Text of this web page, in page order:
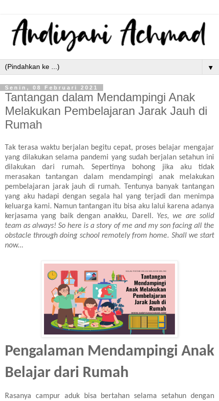
▼
Senin, 08 Februari 2021
Tantangan dalam Mendampingi Anak
Melakukan Pembelajaran Jarak Jauh di
Rumah
Tak terasa waktu berjalan begitu cepat, proses belajar mengajar
yang dilakukan selama pandemi yang sudah berjalan setahun ini
dilakukan dari rumah. Sepertinya bohong jika aku tidak
merasakan tantangan dalam mendampingi anak melakukan
pembelajaran jarak jauh di rumah. Tentunya banyak tantangan
yang aku hadapi dengan segala hal yang terjadi dan menimpa
keluarga kami. Namun tantangan itu bisa aku lalui karena adanya
kerjasama yang baik dengan anakku, Darell. Yes, we are solid
team as always! So here is a story of me and my son facing all the
obstacle through doing school remotely from home. Shall we start
now...
Pengalaman Mendampingi Anak
Belajar dari Rumah
Rasanya campur aduk bisa bertahan selama setahun dengan